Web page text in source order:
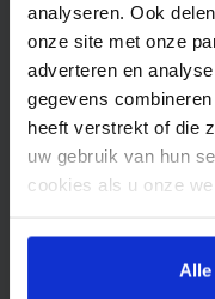
analyseren. Ook
onze site met onze
adverteren en
gegevens
heeft verstrekt of die
uw gebruik van hun
cookies als u onze
Alle
Eine SMS für